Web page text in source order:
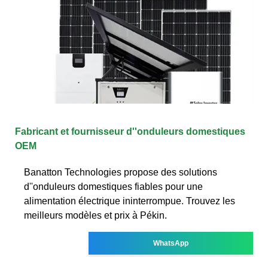
Fabricant et fournisseur d''onduleurs domestiques
OEM
Banatton Technologies propose des solutions
d''onduleurs domestiques fiables pour une
alimentation électrique ininterrompue. Trouvez les
meilleurs modèles et prix à Pékin.
WhatsApp